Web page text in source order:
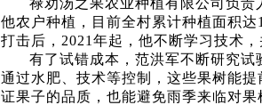
禄劝汤之果农业种植有限公司负
他农户种植，目前全村累计种植面积
打击后，2021年起，他不断学习技术
有了试错成本，范洪军不断研究试
通过水肥、技术等控制，这些果树能
证果子的品质，也能避免雨季来临对